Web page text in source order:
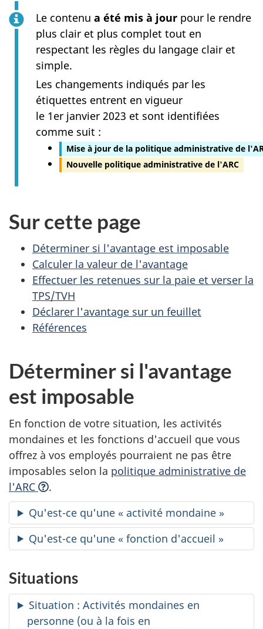
Le contenu a été mis à jour pour le rendre
plus clair et plus complet tout en
respectant les règles du langage clair et
simple.
Les changements indiqués par les
étiquettes entrent en vigueur
le 1er janvier 2023 et sont identifiées
comme suit :
Mise à jour de la politique administrative de
Nouvelle politique administrative de l'ARC
Sur cette page
Déterminer si l'avantage est imposable
Calculer la valeur de l'avantage
Effectuer les retenues sur la paie et verser la
TPS/TVH
Déclarer l'avantage sur un feuillet
Références
Déterminer si l'avantage
est imposable
En fonction de votre situation, les activités
mondaines et les fonctions d'accueil que vous
offrez à vos employés pourraient ne pas être
imposables selon la politique administrative de
l'ARC
.
Qu'est-ce qu'une « activité mondaine »
Qu'est-ce qu'une « fonction d'accueil »
Situations
Situation : Activités mondaines en
personne (ou à la fois en